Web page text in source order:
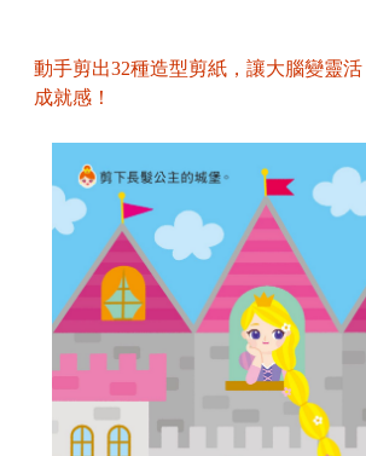
動手剪出32種造型剪紙，讓大腦變靈
成就感！